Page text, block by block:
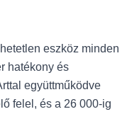
eszköz minden
hatékony és
együttműködve
felel, és a 26 000-ig